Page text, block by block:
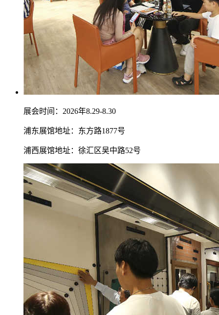
展会时间：2026年8.29-8.30
浦东展馆地址：东方路1877号
浦西展馆地址：徐汇区吴中路52号